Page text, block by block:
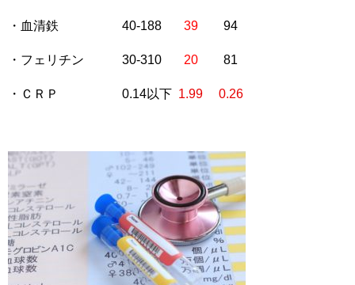
・血清鉄 40-188 39 94
・フェリチン 30-310 20 81
・ＣＲＰ 0.14以下 1.99 0.26